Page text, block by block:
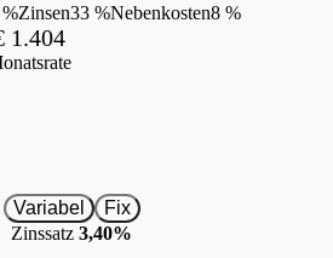
Zinsen33 %Nebenkosten8 %
1.404
Variabel
Fix
Zinssatz 3,40%